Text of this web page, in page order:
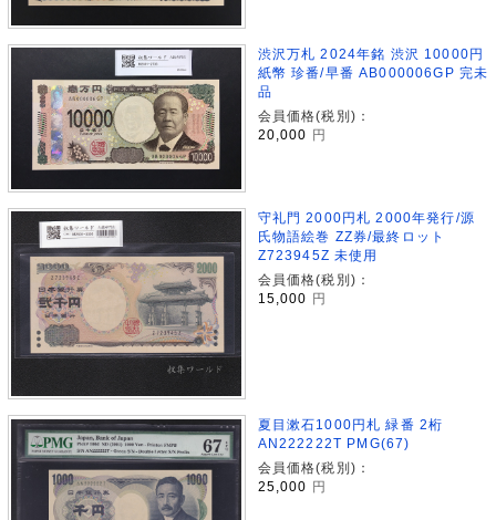
渋沢万札 2024年銘 渋沢 10000円
紙幣 珍番/早番 AB000006GP 完未
品
会員価格(税別)：
20,000
円
守礼門 2000円札 2000年発行/源
氏物語絵巻 ZZ券/最終ロット
Z723945Z 未使用
会員価格(税別)：
15,000
円
夏目漱石1000円札 緑番 2桁
AN222222T PMG(67)
会員価格(税別)：
25,000
円